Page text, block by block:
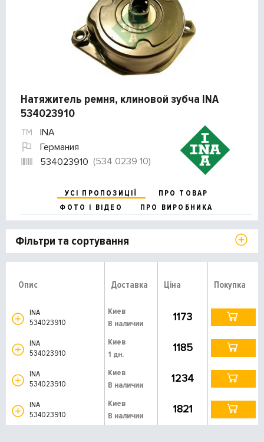
Натяжитель ремня, клиновой зубча INA
534023910
INA
Германия
534023910 (534 0239 10)
УСІ ПРОПОЗИЦІЇ
ПРО ТОВАР
ФОТО І ВІДЕО
ПРО ВИРОБНИКА
Фільтри та сортування
Опис Доставка Ціна Покупка
INA
534023910
Киев
В наличии
1173
INA
534023910
Киев
1 дн.
1185
INA
534023910
Киев
В наличии
1234
INA
534023910
Киев
В наличии
1821